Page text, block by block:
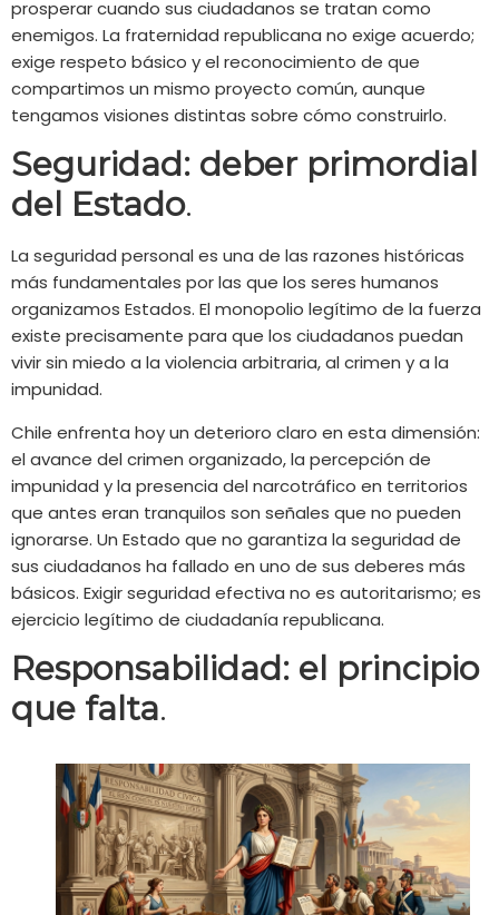
prosperar cuando sus ciudadanos se tratan como
enemigos. La fraternidad republicana no exige acuerdo;
exige respeto básico y el reconocimiento de que
compartimos un mismo proyecto común, aunque
tengamos visiones distintas sobre cómo construirlo.
Seguridad: deber primordial
del Estado.
La seguridad personal es una de las razones históricas
más fundamentales por las que los seres humanos
organizamos Estados. El monopolio legítimo de la fuerza
existe precisamente para que los ciudadanos puedan
vivir sin miedo a la violencia arbitraria, al crimen y a la
impunidad.
Chile enfrenta hoy un deterioro claro en esta dimensión:
el avance del crimen organizado, la percepción de
impunidad y la presencia del narcotráfico en territorios
que antes eran tranquilos son señales que no pueden
ignorarse. Un Estado que no garantiza la seguridad de
sus ciudadanos ha fallado en uno de sus deberes más
básicos. Exigir seguridad efectiva no es autoritarismo; es
ejercicio legítimo de ciudadanía republicana.
Responsabilidad: el principio
que falta.